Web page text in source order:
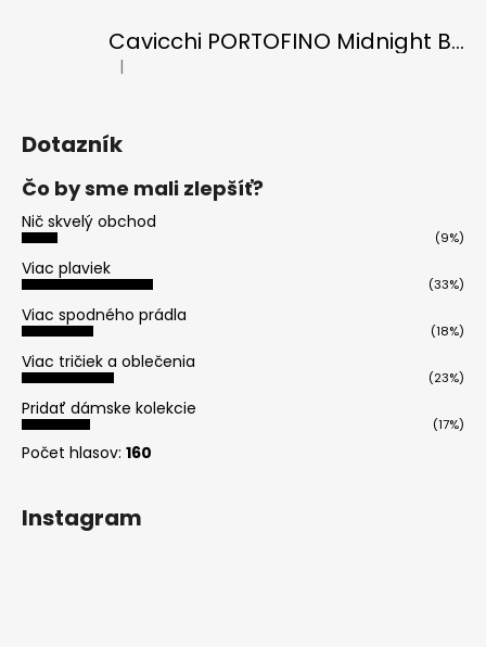
Cavicchi PORTOFINO Midnight Black di RICCI
Hodnotenie produktu je 5 z 5 hviezdičiek.
|
Dotazník
Čo by sme mali zlepšíť?
Nič skvelý obchod
(9%)
Viac plaviek
(33%)
Viac spodného prádla
(18%)
Viac tričiek a oblečenia
(23%)
Pridať dámske kolekcie
(17%)
Počet hlasov: 160
Instagram